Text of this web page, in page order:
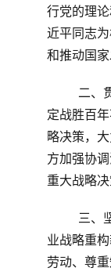
行党的理
近平同志
和推动国
二、
定战胜百
略决策，
方加强协
重大战略决
三、
业战略重
劳动、尊